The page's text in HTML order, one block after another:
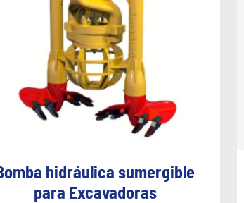
hidráulica sumergible
para Excavadoras